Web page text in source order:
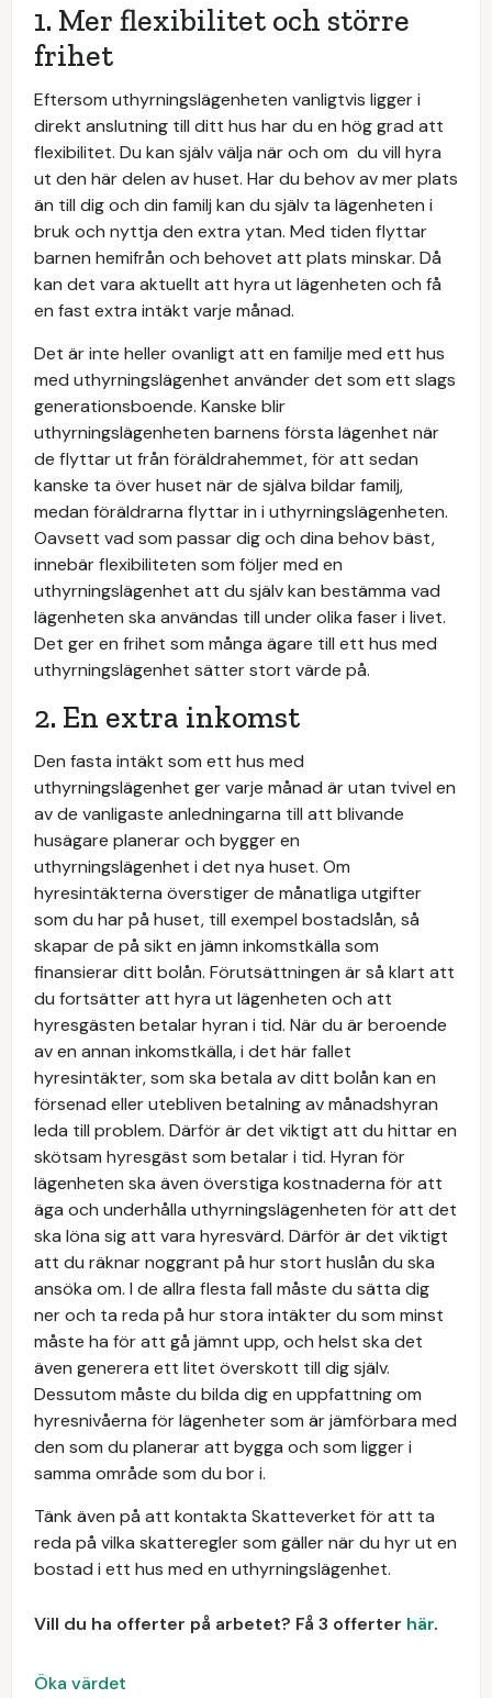
1. Mer flexibilitet och större
frihet
Eftersom uthyrningslägenheten vanligtvis ligger i
direkt anslutning till ditt hus har du en hög grad att
flexibilitet. Du kan själv välja när och om du vill hyra
ut den här delen av huset. Har du behov av mer plats
än till dig och din familj kan du själv ta lägenheten i
bruk och nyttja den extra ytan. Med tiden flyttar
barnen hemifrån och behovet att plats minskar. Då
kan det vara aktuellt att hyra ut lägenheten och få
en fast extra intäkt varje månad.
Det är inte heller ovanligt att en familje med ett hus
med uthyrningslägenhet använder det som ett slags
generationsboende. Kanske blir
uthyrningslägenheten barnens första lägenhet när
de flyttar ut från föräldrahemmet, för att sedan
kanske ta över huset när de själva bildar familj,
medan föräldrarna flyttar in i uthyrningslägenheten.
Oavsett vad som passar dig och dina behov bäst,
innebär flexibiliteten som följer med en
uthyrningslägenhet att du själv kan bestämma vad
lägenheten ska användas till under olika faser i livet.
Det ger en frihet som många ägare till ett hus med
uthyrningslägenhet sätter stort värde på.
2. En extra inkomst
Den fasta intäkt som ett hus med
uthyrningslägenhet ger varje månad är utan tvivel en
av de vanligaste anledningarna till att blivande
husägare planerar och bygger en
uthyrningslägenhet i det nya huset. Om
hyresintäkterna överstiger de månatliga utgifter
som du har på huset, till exempel bostadslån, så
skapar de på sikt en jämn inkomstkälla som
finansierar ditt bolån. Förutsättningen är så klart att
du fortsätter att hyra ut lägenheten och att
hyresgästen betalar hyran i tid. När du är beroende
av en annan inkomstkälla, i det här fallet
hyresintäkter, som ska betala av ditt bolån kan en
försenad eller utebliven betalning av månadshyran
leda till problem. Därför är det viktigt att du hittar en
skötsam hyresgäst som betalar i tid. Hyran för
lägenheten ska även överstiga kostnaderna för att
äga och underhålla uthyrningslägenheten för att det
ska löna sig att vara hyresvärd. Därför är det viktigt
att du räknar noggrant på hur stort huslån du ska
ansöka om. I de allra flesta fall måste du sätta dig
ner och ta reda på hur stora intäkter du som minst
måste ha för att gå jämnt upp, och helst ska det
även generera ett litet överskott till dig själv.
Dessutom måste du bilda dig en uppfattning om
hyresnivåerna för lägenheter som är jämförbara med
den som du planerar att bygga och som ligger i
samma område som du bor i.
Tänk även på att kontakta Skatteverket för att ta
reda på vilka skatteregler som gäller när du hyr ut en
bostad i ett hus med en uthyrningslägenhet.
Vill du ha offerter på arbetet? Få 3 offerter här.
Öka värdet